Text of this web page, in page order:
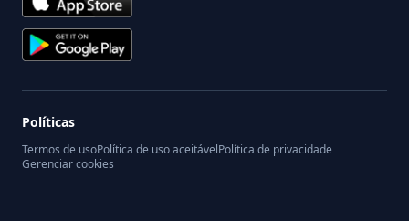
Políticas
Termos de usoPolítica de uso aceitávelPolítica de privacidade
Gerenciar cookies